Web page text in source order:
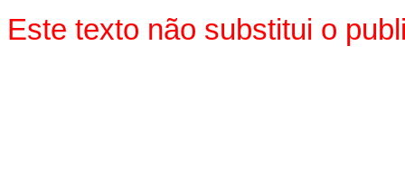
Este texto não substitui o